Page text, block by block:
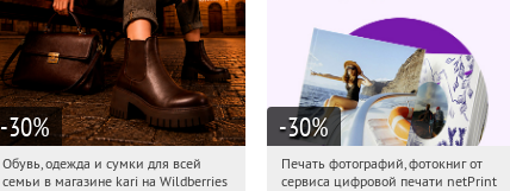
-30%
20:27:58
Получи первым!
Обувь, одежда и сумки для всей
семьи в магазине kari на Wildberries
-30%
20:27:58 Получили:
Печать фотографий, фотокниг от
сервиса цифровой печати netPrint